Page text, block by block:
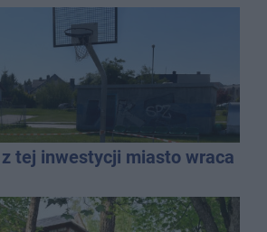
tej inwestycji miasto wraca